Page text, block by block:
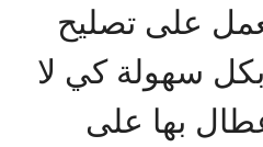
على تصليح
سهولة كي لا
بها على